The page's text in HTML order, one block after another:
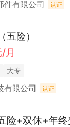
件有限公司 认证
险）
月
大专
有限公司 认证
险+双休+年终